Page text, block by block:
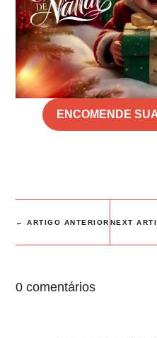
ENCOMENDE
←ARTIGO ANTERIOR NEXT
0 comentários